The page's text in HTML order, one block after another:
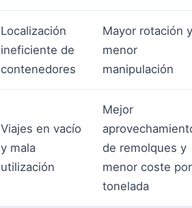
Localización
ineficiente de
contenedores
Mayor rotación y
menor
manipulación
Viajes en vacío
y mala
utilización
Mejor
de remolques y
menor coste por
tonelada